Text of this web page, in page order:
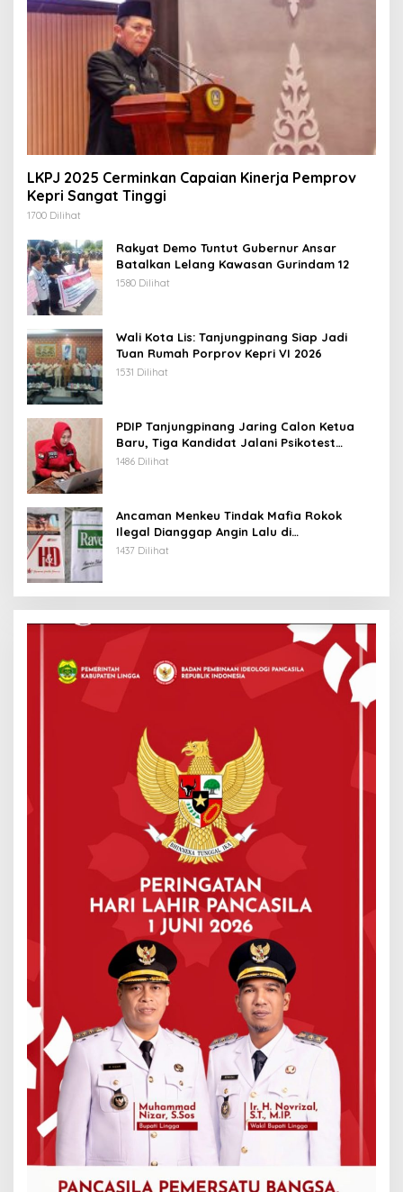
LKPJ 2025 Cerminkan Capaian Kinerja Pemprov
Kepri Sangat Tinggi
1700 Dilihat
Rakyat Demo Tuntut Gubernur Ansar
Batalkan Lelang Kawasan Gurindam 12
1580 Dilihat
Wali Kota Lis: Tanjungpinang Siap Jadi
Tuan Rumah Porprov Kepri VI 2026
1531 Dilihat
PDIP Tanjungpinang Jaring Calon Ketua
Baru, Tiga Kandidat Jalani Psikotest
Daring
1486 Dilihat
Ancaman Menkeu Tindak Mafia Rokok
Ilegal Dianggap Angin Lalu di
Tanjungpinang
1437 Dilihat